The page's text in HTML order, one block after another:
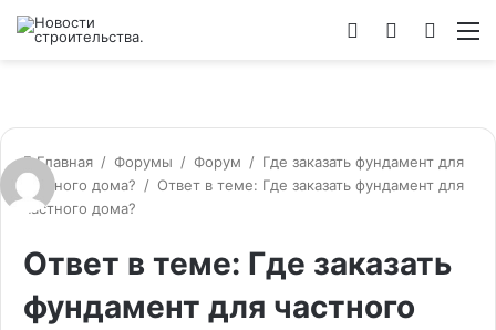
Switch
Войти
Главная / Форумы / Форум / Где заказать фундамент для
частного дома? / Ответ в теме: Где заказать фундамент для
частного дома?
Ответ в теме: Где заказать
фундамент для частного